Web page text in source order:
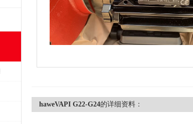
haweVAPI G22-G24的详细资料：